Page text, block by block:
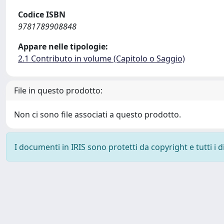
Codice ISBN
9781789908848
Appare nelle tipologie:
2.1 Contributo in volume (Capitolo o Saggio)
File in questo prodotto:
Non ci sono file associati a questo prodotto.
I documenti in IRIS sono protetti da copyright e tutti i